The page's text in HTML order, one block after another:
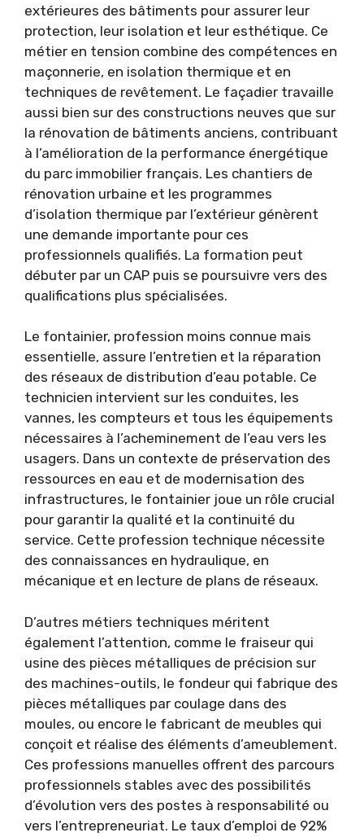
extérieures des bâtiments pour assurer leur
protection, leur isolation et leur esthétique. Ce
métier en tension combine des compétences en
maçonnerie, en isolation thermique et en
techniques de revêtement. Le façadier travaille
aussi bien sur des constructions neuves que sur
la rénovation de bâtiments anciens, contribuant
à l’amélioration de la performance énergétique
du parc immobilier français. Les chantiers de
rénovation urbaine et les programmes
d’isolation thermique par l’extérieur génèrent
une demande importante pour ces
professionnels qualifiés. La formation peut
débuter par un CAP puis se poursuivre vers des
qualifications plus spécialisées.
Le fontainier, profession moins connue mais
essentielle, assure l’entretien et la réparation
des réseaux de distribution d’eau potable. Ce
technicien intervient sur les conduites, les
vannes, les compteurs et tous les équipements
nécessaires à l’acheminement de l’eau vers les
usagers. Dans un contexte de préservation des
ressources en eau et de modernisation des
infrastructures, le fontainier joue un rôle crucial
pour garantir la qualité et la continuité du
service. Cette profession technique nécessite
des connaissances en hydraulique, en
mécanique et en lecture de plans de réseaux.
D’autres métiers techniques méritent
également l’attention, comme le fraiseur qui
usine des pièces métalliques de précision sur
des machines-outils, le fondeur qui fabrique des
pièces métalliques par coulage dans des
moules, ou encore le fabricant de meubles qui
conçoit et réalise des éléments d’ameublement.
Ces professions manuelles offrent des parcours
professionnels stables avec des possibilités
d’évolution vers des postes à responsabilité ou
vers l’entrepreneuriat. Le taux d’emploi de 92%